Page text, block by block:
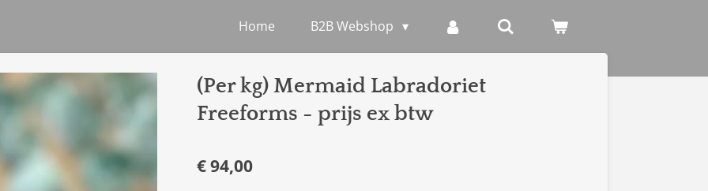
Home B2B Webshop
(Per kg) Mermaid Labradoriet
Freeforms - prijs ex btw
€ 94,00